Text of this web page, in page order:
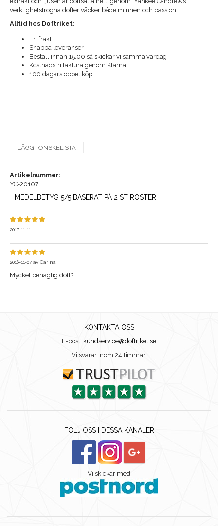
verklighetstrogna dofter väcker både minnen och passion!
Alltid hos Doftriket:
Fri frakt
Snabba leveranser
Beställ innan 15.00 så skickar vi samma vardag
Kostnadsfri faktura genom Klarna
100 dagars öppet köp
LÄGG I ÖNSKELISTA
Artikelnummer:
YC-20107
MEDELBETYG 5/5 BASERAT PÅ 2 ST RÖSTER.
2017-11-11
2016-11-07 av Carina
Mycket behaglig doft?
KONTAKTA OSS
E-post: kundservice@doftriket.se
Vi svarar inom 24 timmar!
FÖLJ OSS I DESSA KANALER
Vi skickar med